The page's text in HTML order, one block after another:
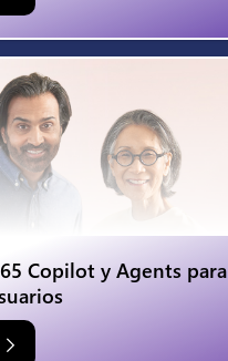
Copilot y Agents para